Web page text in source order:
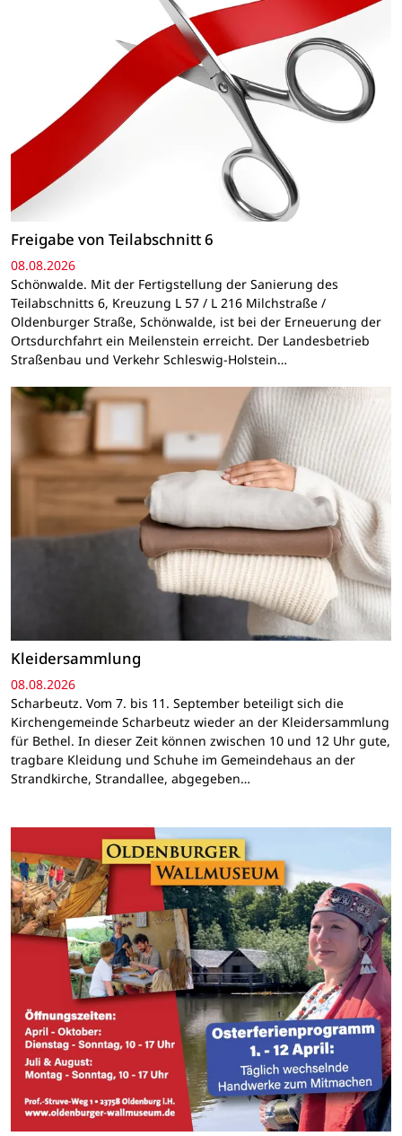
Freigabe von Teilabschnitt 6
08.08.2026
Schönwalde. Mit der Fertigstellung der Sanierung des
Teilabschnitts 6, Kreuzung L 57 / L 216 Milchstraße /
Oldenburger Straße, Schönwalde, ist bei der Erneuerung der
Ortsdurchfahrt ein Meilenstein erreicht. Der Landesbetrieb
Straßenbau und Verkehr Schleswig-Holstein…
Kleidersammlung
08.08.2026
Scharbeutz. Vom 7. bis 11. September beteiligt sich die
Kirchengemeinde Scharbeutz wieder an der Kleidersammlung
für Bethel. In dieser Zeit können zwischen 10 und 12 Uhr gute,
tragbare Kleidung und Schuhe im Gemeindehaus an der
Strandkirche, Strandallee, abgegeben…